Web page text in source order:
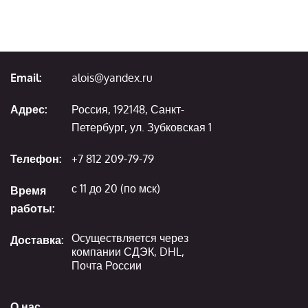
Email: alois@yandex.ru
Адрес:
Россия, 192148, Санкт-
Петербург, ул. Зубковская 1
Телефон: +7 812 209-79-79
Время
работы:
с 11 до 20 (по мск)
Доставка: Осуществляется через
компании СДЭК, DHL,
Почта России